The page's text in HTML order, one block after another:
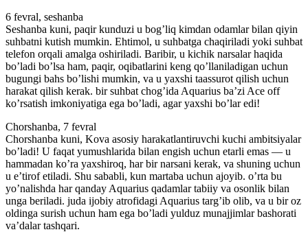
6 fevral, seshanba
Seshanba kuni, paqir kunduzi u bog’liq kimdan odamlar bilan qiyin
suhbatni kutish mumkin. Ehtimol, u suhbatga chaqiriladi yoki suhbat
telefon orqali amalga oshiriladi. Baribir, u kichik narsalar haqida
bo’ladi bo’lsa ham, paqir, oqibatlarini keng qo’llaniladigan uchun
bugungi bahs bo’lishi mumkin, va u yaxshi taassurot qilish uchun
harakat qilish kerak. bir suhbat chog’ida Aquarius ba’zi Ace off
ko’rsatish imkoniyatiga ega bo’ladi, agar yaxshi bo’lar edi!
Chorshanba, 7 fevral
Chorshanba kuni, Kova asosiy harakatlantiruvchi kuchi ambitsiyalar
bo’ladi! U faqat yumushlarida bilan engish uchun etarli emas — u
hammadan ko’ra yaxshiroq, har bir narsani kerak, va shuning uchun
u e’tirof etiladi. Shu sababli, kun martaba uchun ajoyib. o’rta bu
yo’nalishda har qanday Aquarius qadamlar tabiiy va osonlik bilan
unga beriladi. juda ijobiy atrofidagi Aquarius targ’ib olib, va u bir oz
oldinga surish uchun ham ega bo’ladi yulduz munajjimlar bashorati
va’dalar tashqari.